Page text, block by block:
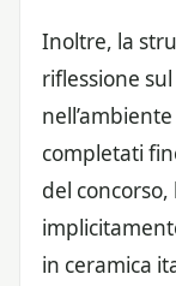
Inoltre, la
riflessione
completati
del concorso,
in ceramica